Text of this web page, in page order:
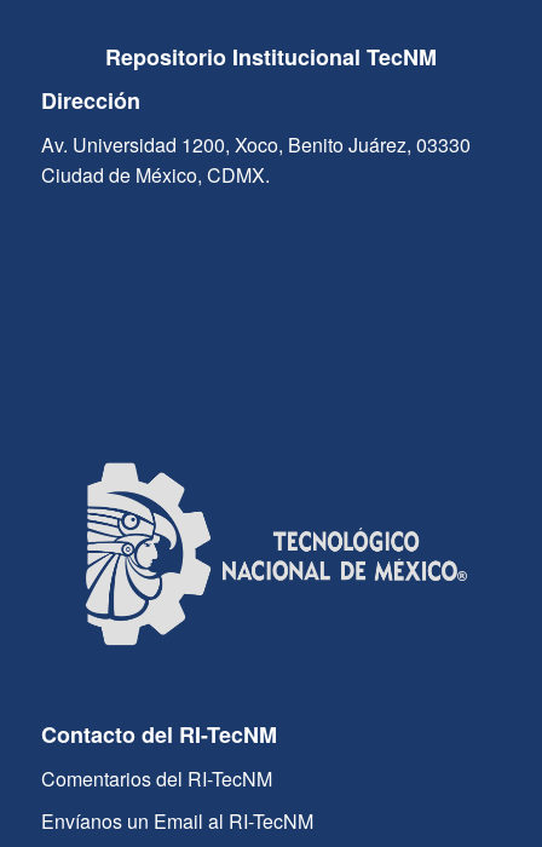
Repositorio Institucional TecNM
Dirección
Av. Universidad 1200, Xoco, Benito Juárez, 03330
Ciudad de México, CDMX.
Contacto del RI-TecNM
Comentarios del RI-TecNM
Envíanos un Email al RI-TecNM